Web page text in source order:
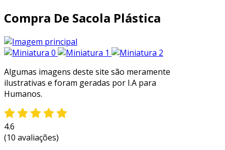
Compra De Sacola Plástica
Algumas imagens deste site são meramente
ilustrativas e foram geradas por I.A para
Humanos.
4.6
(10 avaliações)